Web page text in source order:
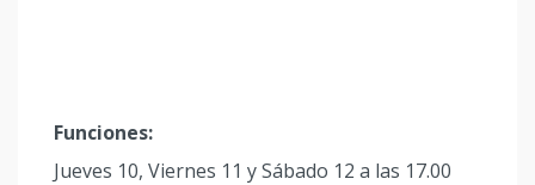
Funciones:
Jueves 10, Viernes 11 y Sábado 12 a las 17.00